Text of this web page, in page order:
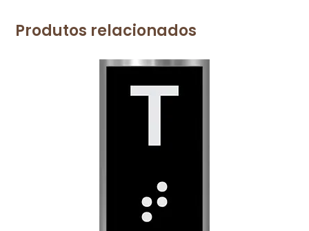
Produtos relacionados